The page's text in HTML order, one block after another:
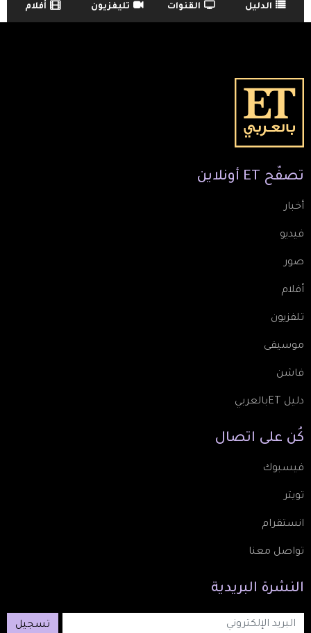
TV Guide Menu الدليل القنوات تليفزيون أفلام
تصفّح ET أونلاين
أخبار
فيديو
صور
أفلام
تلفزيون
موسيقى
فاشن
دليل ETبالعربي
كُن على اتصال
فيسبوك
تويتر
انستقرام
تواصل معنا
النشرة البريدية
تسجيل